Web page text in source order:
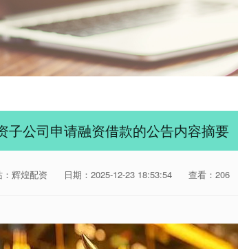
子公司申请融资借款的公告内容摘要
：辉煌配资 日期：2025-12-23 18:53:54 查看：206